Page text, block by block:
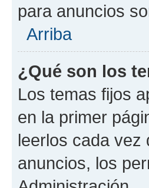
para anuncios
Arriba
¿Qué son los
Los temas fijos
en la primer
leerlos cada vez
anuncios, los